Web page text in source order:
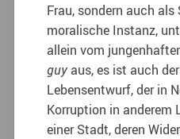
Frau, sondern auch
moralische Instanz,
allein vom
guy aus, es ist auch
Lebensentwurf, der in
Korruption in anderem
einer Stadt, deren